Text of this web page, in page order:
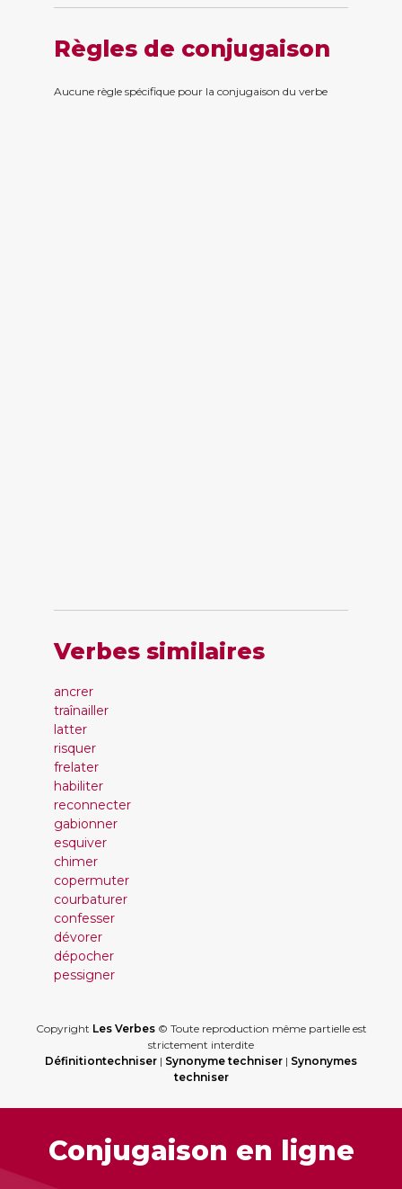
Règles de conjugaison
Aucune règle spécifique pour la conjugaison du verbe
Verbes similaires
ancrer
traînailler
latter
risquer
frelater
habiliter
reconnecter
gabionner
esquiver
chimer
copermuter
courbaturer
confesser
dévorer
dépocher
pessigner
Copyright Les Verbes© Toute reproduction même partielle est
strictement interdite
Définitiontechniser | Synonyme techniser | Synonymes
techniser
Conjugaison en ligne